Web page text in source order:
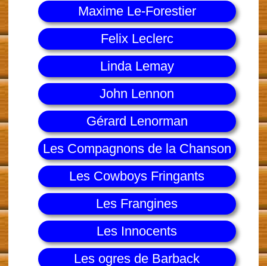
Maxime Le-Forestier
Felix Leclerc
Linda Lemay
John Lennon
Gérard Lenorman
Les Compagnons de la Chanson
Les Cowboys Fringants
Les Frangines
Les Innocents
Les ogres de Barback